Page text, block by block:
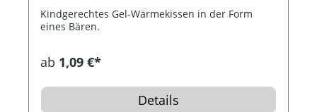
Kindgerechtes Gel-Wärmekissen in der Form
eines Bären.
ab 1,09 €*
Details